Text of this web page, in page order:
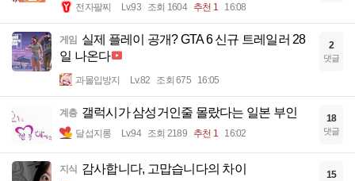
전자팔찌 Lv.93 조회 1604 추천 1 16:08
게임 실제 플레이 공개? GTA 6 신규 트레일러 28
일 나온다
과몰입방지 Lv.82 조회 675 16:05
2
댓글
계층 갤럭시가 삼성거인줄 몰랐다는 일본 부인
달섭지롱 Lv.94 조회 2189 추천 1 16:02
18
댓글
지식 감사합니다, 고맙습니다의 차이 15